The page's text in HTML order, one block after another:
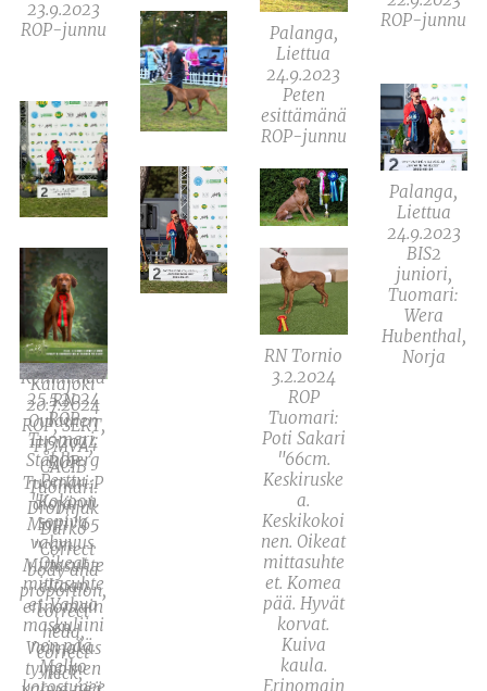
ROP-junnu
23.9.2023
ROP-junnu
Palanga,
Liettua
24.9.2023
Peten
esittämänä
ROP-junnu
Palanga,
Liettua
24.9.2023
BIS2
juniori,
Tuomari:
Wera
Hubenthal,
Norja
RN Tornio
3.2.2024
ROP
Tuomari:
Poti Sakari
"66cm.
Keskiruske
a.
Keskikokoi
nen. Oikeat
mittasuhte
et. Komea
pää. Hyvät
korvat.
Kuiva
kaula.
Erinomain
RN
Keminmaa
25.5.2024
ROP
Tuomari:
Ståhlberg
Perttu
"Kokoon
sopiva
vahvuus.
Oikeat
mittasuhte
et. Vahva
maskuliini
nen pää.
Melko
RN
Oulainen
11.5.2024
ROP
Tuomari:P
alojärvi
Matti "65
cm.
Mittasuhte
eltaan
erinomain
en.
Voimakas
tyyppinen
KV
Kalajoki
20.7.2024
ROP, SERT,
FI MVA,
CACIB
Tuomari:
Drobnjak
Darko
"Correct
body and
proportion,
correct
head,
correct
neck,